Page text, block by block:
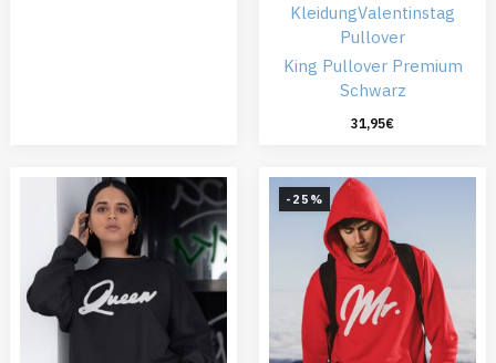
KleidungValentinstag
Pullover
King Pullover Premium
Schwarz
31,95€
-25%